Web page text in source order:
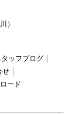
）
タッフブログ
せ
ード